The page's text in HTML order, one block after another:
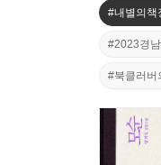
#내별의책
#2023경
#북클러버